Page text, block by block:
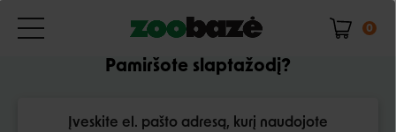
0
Pamiršote slaptažodį?
Įveskite el. pašto adresą, kurį naudojote